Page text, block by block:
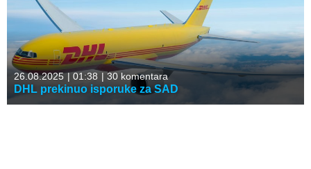
26.08.2025 | 01:38 | 30 komentara
DHL prekinuo isporuke za SAD